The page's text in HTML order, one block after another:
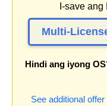
I-save
Multi-
Hindi ang iyong
See additional